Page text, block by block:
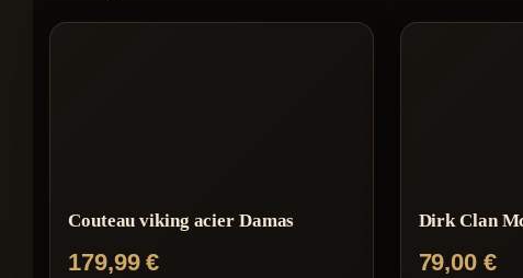
Couteau viking acier Damas
179,99€
Dirk Clan
79,00 €